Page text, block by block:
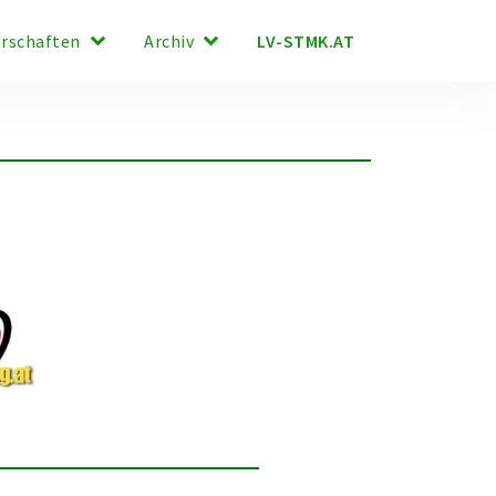
keyboard_arrow_down Archiv keyboard_arrow_down LV-STMK.AT